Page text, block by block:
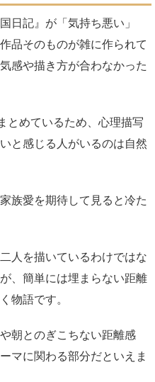
日記』が「気持ち悪い」
品そのものが雑に作られて
感や描き方が合わなかった
とめているため、心理描写
と感じる人がいるのは自然
族愛を期待して見ると冷た
人を描いているわけではな
、簡単には埋まらない距離
物語です。
朝とのぎこちない距離感
マに関わる部分だといえま